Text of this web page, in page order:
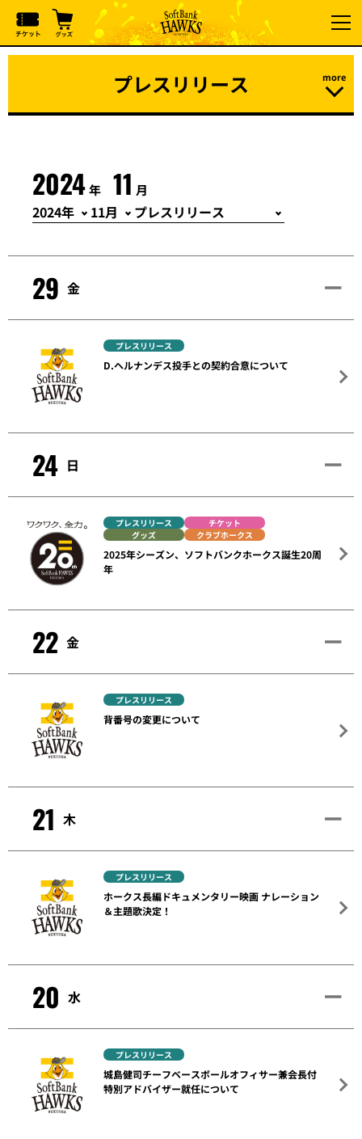
プレスリリース
2024年 11 月
29 金
プレスリリース
D.ヘルナンデス投手との契約合意について
24 日
プレスリリース
チケット
グッズ
クラブホークス
2025年シーズン、ソフトバンクホークス誕生20周
年
22 金
プレスリリース
背番号の変更について
21 木
プレスリリース
ホークス長編ドキュメンタリー映画 ナレーション
＆主題歌決定！
20 水
プレスリリース
城島健司チーフベースボールオフィサー兼会長付
特別アドバイザー就任について